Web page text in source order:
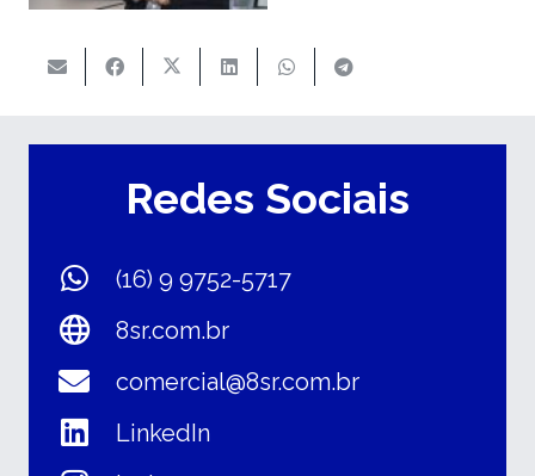
Redes Sociais
(16) 9 9752-5717
8sr.com.br
comercial@8sr.com.br
LinkedIn